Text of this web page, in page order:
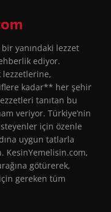
yanındaki lezzet
ediyor.
kadar** her şehir
tanıtan bu
veriyor. Türkiye’nin
için özenle
uygun tatlarla
KesinYemelisin.com,
götürerek,
gereken tüm